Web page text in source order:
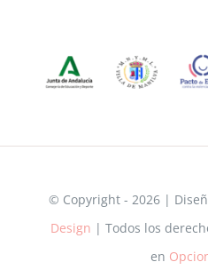
© Copyright - 2026 |
Design | Todos los
en